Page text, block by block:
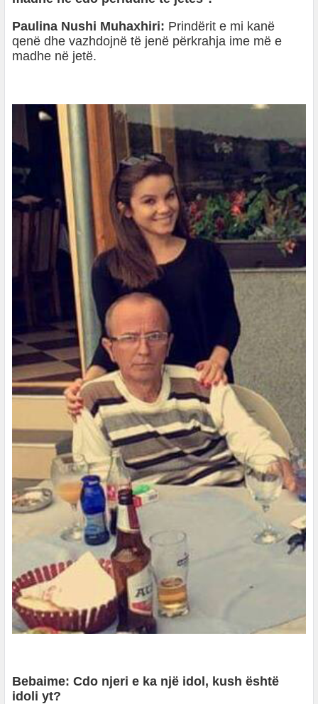
Paulina Nushi Muhaxhiri: Prindërit e mi kanë
qenë dhe vazhdojnë të jenë përkrahja ime më e
madhe në jetë.
Bebaime: Cdo njeri e ka një idol, kush është
idoli yt?